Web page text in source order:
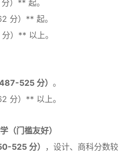
）** 起。
分）** 起。
）** 以上。
525 分） 。
分）** 以上。
（门槛友好）
525 分）
，设计、商科分数较